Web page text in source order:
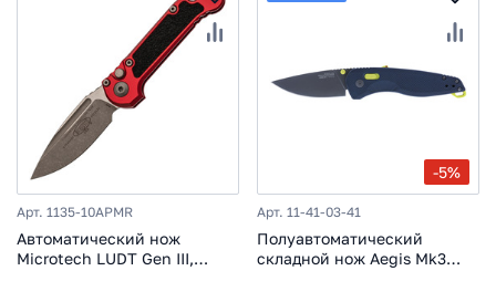
Арт. 1135-10APMR
Автоматический нож
Microtech LUDT Gen III,
-5%
Арт. 11-41-03-41
Полуавтоматический
складной нож Aegis Mk3